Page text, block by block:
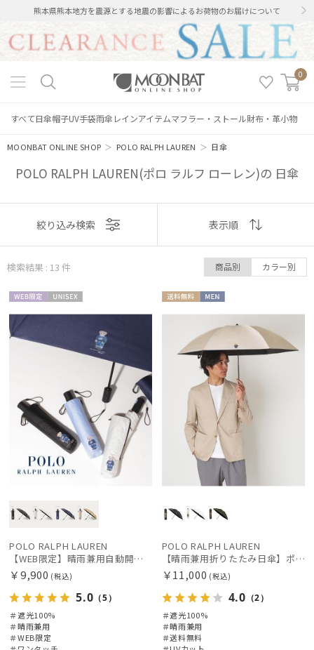
熊本県熊本地方を震源とする地震の影響によるお荷物のお届けについて
0
すべて日傘帽子UV手袋雨傘 レインアイテムマフラー・ストール財布・革小物
MOONBAT ONLINE SHOP ＞ POLO RALPH LAUREN ＞ 日傘
POLO RALPH LAUREN(ポロ ラルフ ローレン)の 日傘
絞り込み
レディース メンズ キッズ
カテゴリー
表示
おすすめ
価格の高い
人気順
売上点数順
お気に入り
絞り込み検索 表示順
検索結果 : 13 件 商品別 カラー別
定
POLO RALPH LAUREN
【WEB限定】晴雨兼用自動開閉日傘 ポロ ラルフ ローレン（POLO RALPH LAUREN）ベア 遮光100 UV100 ワンタッチ開閉
￥9,900 (税込)
5.0 （5）
＃遮光100%
＃晴雨兼用
＃WEB限定
POLO RALPH LAUREN
【晴雨兼用折りたたみ日傘】ポロ ラルフ ローレン (POLO RALPH LAUREN) ポロベア 遮光100% UVメンズ日傘 簡単開閉
￥11,000 (税込)
4.0 （2）
＃遮光100%
＃晴雨兼用
＃送料無料